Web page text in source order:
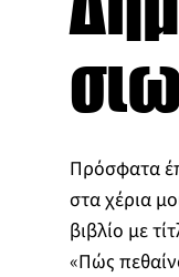
Πρόσφατα
στα χέρια
βιβλίο με
«Πώς